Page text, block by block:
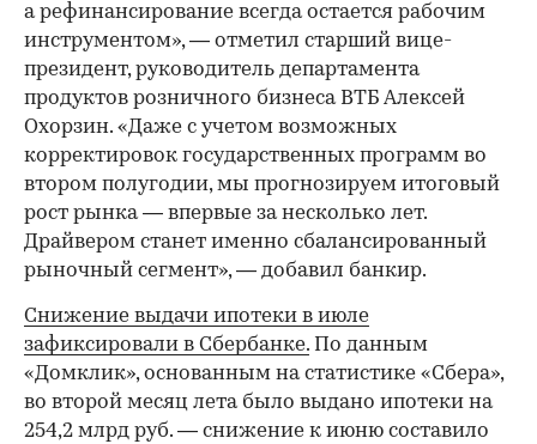
а рефинансирование всегда остается рабочим
инструментом», — отметил старший вице-
президент, руководитель департамента
продуктов розничного бизнеса ВТБ Алексей
Охорзин. «Даже с учетом возможных
корректировок государственных программ во
втором полугодии, мы прогнозируем итоговый
рост рынка — впервые за несколько лет.
Драйвером станет именно сбалансированный
рыночный сегмент», — добавил банкир.
Снижение выдачи ипотеки в июле
зафиксировали в Сбербанке. По данным
«Домклик», основанным на статистике «Сбера»,
во второй месяц лета было выдано ипотеки на
254,2 млрд руб. — снижение к июню составило